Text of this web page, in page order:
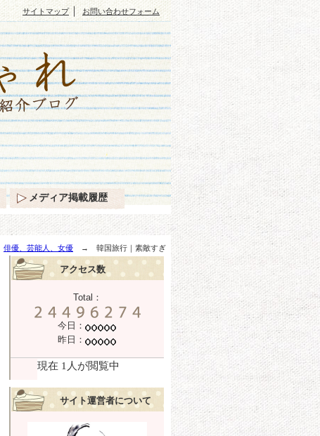
俳優、芸能人、女優 → 韓国旅行｜素敵すぎ
アクセス数
Total：
今日：
昨日：
サイト運営者について
サイトマップ｜ お問い合わせフォーム
メディア掲載履歴